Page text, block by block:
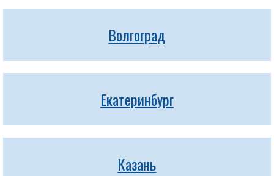
Волгоград
Екатеринбург
Казань